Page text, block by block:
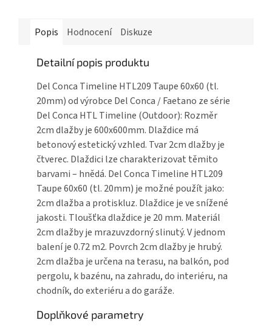
Popis Hodnocení Diskuze
Detailní popis produktu
Del Conca Timeline HTL209 Taupe 60x60 (tl.
20mm) od výrobce Del Conca / Faetano ze série
Del Conca HTL Timeline (Outdoor): Rozměr
2cm dlažby je 600x600mm. Dlaždice má
betonový estetický vzhled. Tvar 2cm dlažby je
čtverec. Dlaždici lze charakterizovat těmito
barvami – hnědá. Del Conca Timeline HTL209
Taupe 60x60 (tl. 20mm) je možné použít jako:
2cm dlažba a protiskluz. Dlaždice je ve snížené
jakosti. Tloušťka dlaždice je 20 mm. Materiál
2cm dlažby je mrazuvzdorný slinutý. V jednom
balení je 0.72 m2. Povrch 2cm dlažby je hrubý.
2cm dlažba je určena na terasu, na balkón, pod
pergolu, k bazénu, na zahradu, do interiéru, na
chodník, do exteriéru a do garáže.
Doplňkové parametry